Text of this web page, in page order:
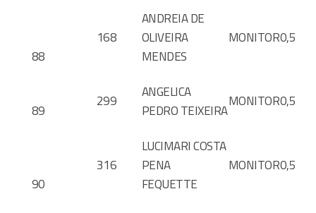
88
168
ANDREIA DE
OLIVEIRA
MENDES
MONITOR0,5
89
299
ANGELICA
PEDRO TEIXEIRA
MONITOR0,5
90
316
LUCIMARI COSTA
PENA
FEQUETTE
MONITOR0,5